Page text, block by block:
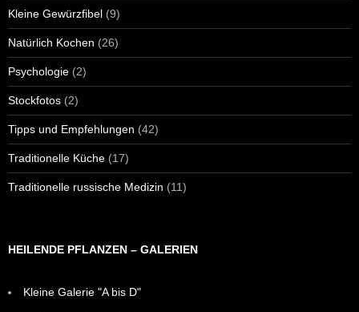
Kleine Gewürzfibel (9)
Natürlich Kochen (26)
Psychologie (2)
Stockfotos (2)
Tipps und Empfehlungen (42)
Traditionelle Küche (17)
Traditionelle russische Medizin (11)
HEILENDE PFLANZEN – GALERIEN
Kleine Galerie "A bis D"